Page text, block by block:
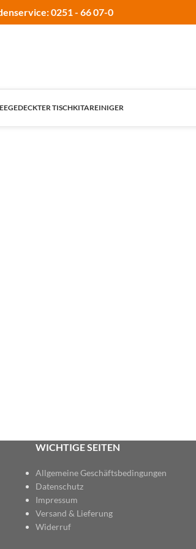
0251 - 66 07-0
GEDECKTER TISCHKITAREINIGER
WICHTIGE SEITEN
Allgemeine Geschäftsbedingungen
Datenschutz
Impressum
Versand & Lieferung
Widerruf